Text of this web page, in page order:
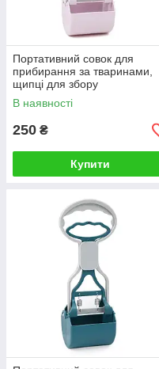
Портативний совок для
прибирання за тваринами,
щипці для збору
екскрементів собак і котів
Рожевий
В наявності
250 ₴
Купити